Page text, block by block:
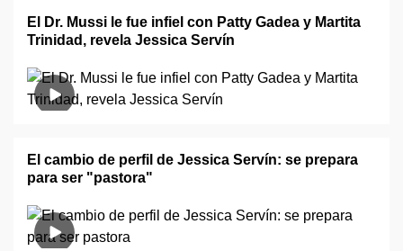
El Dr. Mussi le fue infiel con Patty Gadea y Martita
Trinidad, revela Jessica Servín
El cambio de perfil de Jessica Servín: se prepara
para ser "pastora"